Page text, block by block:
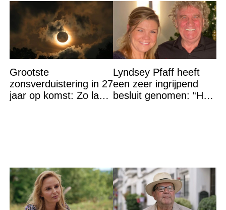
Grootste
zonsverduistering in 27
jaar op komst: Zo laat
Lyndsey Pfaff heeft
een zeer ingrijpend
besluit genomen: “Het